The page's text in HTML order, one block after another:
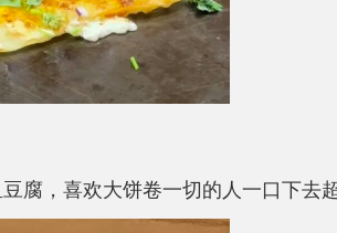
腐，喜欢大饼卷一切的人一口下去